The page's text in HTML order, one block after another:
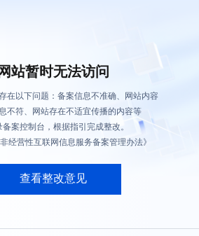
网站暂时无法访问
在以下问题：备案信息不准确、网站内容
不符、网站存在不适宜传播的内容等
备案控制台，根据指引完成整改。
经营性互联网信息服务备案管理办法》
查看整改意见